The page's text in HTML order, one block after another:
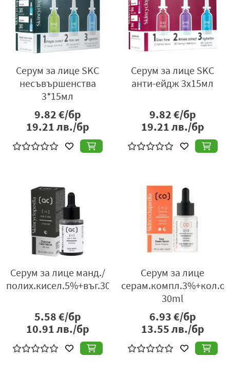
Серум за лице SKC
несъвършенства
3*15мл
9.82€/бр
19.21лв./бр
Серум за лице SKC
анти-ейдж 3х15мл
9.82€/бр
19.21лв./бр
Серум за лице манд./
полих.кисел.5%+въг.30m
5.58€/бр
10.91лв./бр
Серум за лице
30ml
6.93€/бр
13.55лв./бр